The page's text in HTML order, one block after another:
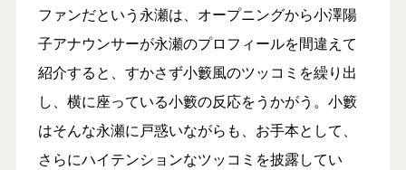
ファンだという永瀬は、オープニングから小澤陽
子アナウンサーが永瀬のプロフィールを間違えて
紹介すると、すかさず小籔風のツッコミを繰り出
し、横に座っている小籔の反応をうかがう。小籔
はそんな永瀬に戸惑いながらも、お手本として、
さらにハイテンションなツッコミを披露してい